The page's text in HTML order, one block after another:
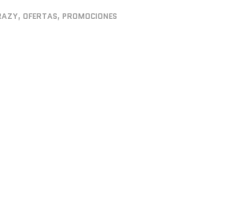
,OFERTAS,PROMOCIONES